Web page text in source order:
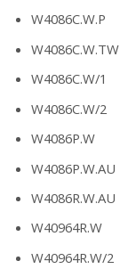
W4086C.W.P
W4086C.W.TW
W4086C.W/1
W4086C.W/2
W4086P.W
W4086P.W.AU
W4086R.W.AU
W40964R.W
W40964R.W/2